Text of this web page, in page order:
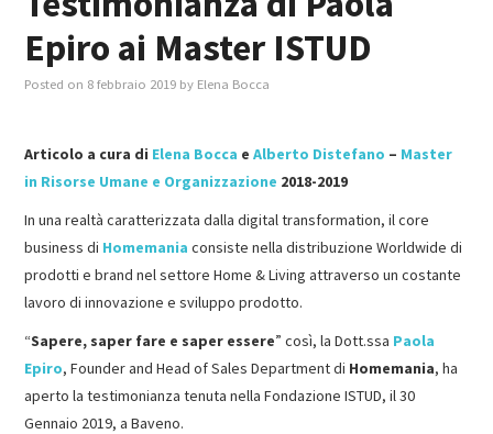
GIURISTI IN AZIENDA
Epiro ai Master ISTUD
Posted on 8 febbraio 2019 by Elena Bocca
Articolo a cura di Elena Bocca eAlberto Distefano – Master
in Risorse Umane e Organizzazione 2018-2019
In una realtà caratterizzata dalla digital transformation, il core
business di Homemania consiste nella distribuzione Worldwide di
prodotti e brand nel settore Home & Living attraverso un costante
lavoro di innovazione e sviluppo prodotto.
“Sapere, saper fare e saper essere” così, la Dott.ssa Paola
Epiro, Founder and Head of Sales Department di Homemania, ha
aperto la testimonianza tenuta nella Fondazione ISTUD, il 30
Gennaio 2019, a Baveno.